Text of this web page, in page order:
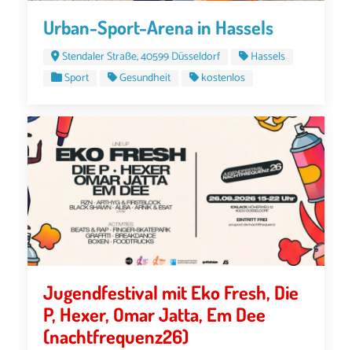
Urban-Sport-Arena in Hassels
Stendaler Straße, 40599 Düsseldorf
Hassels
Sport
Gesundheit kostenlos
Jugendfestival mit Eko Fresh, Die
P, Hexer, Omar Jatta, Em Dee
(nachtfrequenz26)